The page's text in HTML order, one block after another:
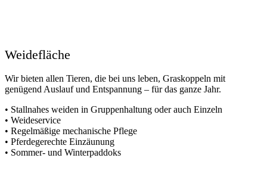
Weidefläche
Wir bieten allen Tieren, die bei uns leben, Graskoppeln mit
genügend Auslauf und Entspannung – für das ganze Jahr.
• Stallnahes weiden in Gruppenhaltung oder auch Einzeln
• Weideservice
• Regelmäßige mechanische Pflege
• Pferdegerechte Einzäunung
• Sommer- und Winterpaddoks